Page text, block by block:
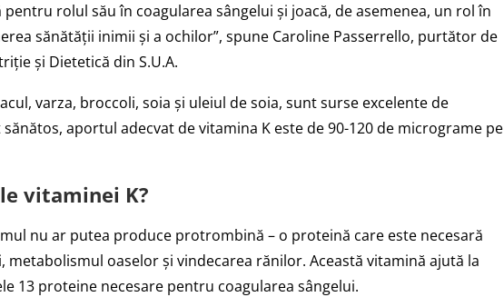
pentru rolul său în coagularea sângelui și joacă, de asemenea, un rol în
sănătății inimii și a ochilor”, spune Caroline Passerrello, purtător de
și Dietetică din S.U.A.
varza, broccoli, soia și uleiul de soia, sunt surse excelente de
aportul adecvat de vitamina K este de 90-120 de micrograme pe
vitaminei K?
nu ar putea produce protrombină – o proteină care este necesară
metabolismul oaselor și vindecarea rănilor. Această vitamină ajută la
13 proteine necesare pentru coagularea sângelui.